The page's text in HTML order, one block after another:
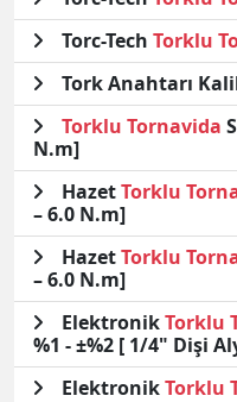
Torc-Tech Torklu
Tork Anahtarı
Torklu Tornavida
N.m]
HazetTorklu
– 6.0 N.m]
HazetTorklu
– 6.0 N.m]
ElektronikTorklu
%1 - ±%2 [ 1/4" Dişi
ElektronikTorklu